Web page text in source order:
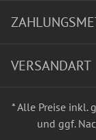
VERSANDART
* Alle Preise inkl.
und ggf.